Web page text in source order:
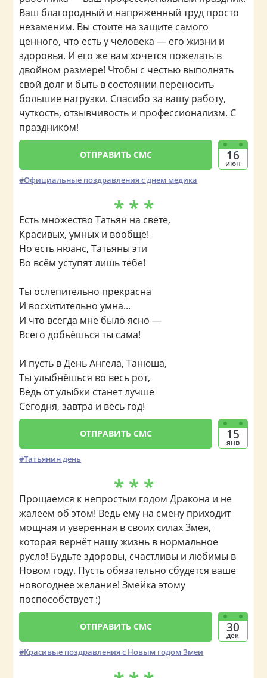
Ваш благородный и напряженный труд просто
незаменим. Вы стоите на защите самого
ценного, что есть у человека — его жизни и
здоровья. И его же вам хочется пожелать в
двойном размере! Чтобы с честью выполнять
свой долг и быть в состоянии переносить
большие нагрузки. Спасибо за вашу работу,
чуткость, отзывчивость и профессионализм. С
праздником!
ОТПРАВИТЬ СМС 16
июн
Официальные поздравления с днем медика
* * *
Есть множество Татьян на свете,
Красивых, умных и вообще!
Но есть нюанс, Татьяны эти
Во всём уступят лишь тебе!
Ты ослепительно прекрасна
И восхитительно умна...
И что всегда мне было ясно —
Всего добьёшься ты сама!
И пусть в День Ангела, Танюша,
Ты улыбнёшься во весь рот,
Ведь от улыбки станет лучше
Сегодня, завтра и весь год!
ОТПРАВИТЬ СМС 15
янв
Татьянин день
* * *
Прощаемся к непростым годом Дракона и не
жалеем об этом! Ведь ему на смену приходит
мощная и уверенная в своих силах Змея,
которая вернёт нашу жизнь в нормальное
русло! Будьте здоровы, счастливы и любимы в
Новом году. Пусть обязательно сбудется ваше
новогоднее желание! Змейка этому
поспособствует :)
ОТПРАВИТЬ СМС 30
дек
Красивые поздравления с Новым годом Змеи